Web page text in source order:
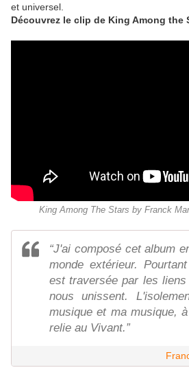
et universel.
Découvrez le clip de King Among the
King Among The Stars by Franck
“J'ai composé cet album
monde extérieur.
est traversée par les
nous unissent.
musique et ma musique,
relie au Vivant.”